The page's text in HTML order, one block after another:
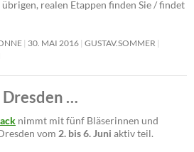
realen Etappen finden Sie / findet
30. MAI 2016 GUSTAV.SOMMER
…
nimmt mit fünf Bläserinnen und
vom 2. bis 6. Juni aktiv teil.